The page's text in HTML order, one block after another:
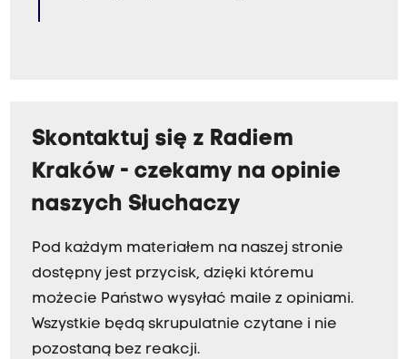
Skontaktuj się z Radiem
Kraków - czekamy na opinie
naszych Słuchaczy
Pod każdym materiałem na naszej stronie
dostępny jest przycisk, dzięki któremu
możecie Państwo wysyłać maile z opiniami.
Wszystkie będą skrupulatnie czytane i nie
pozostaną bez reakcji.